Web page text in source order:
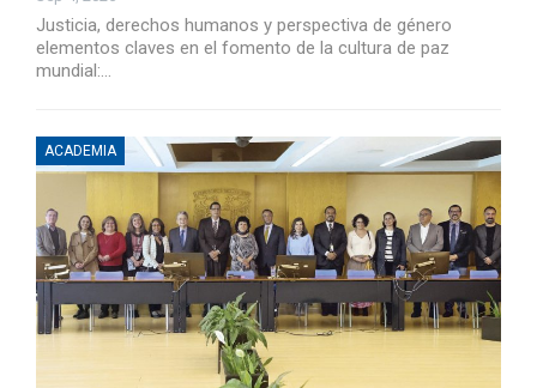
Justicia, derechos humanos y perspectiva de género
elementos claves en el fomento de la cultura de paz
mundial:…
ACADEMIA